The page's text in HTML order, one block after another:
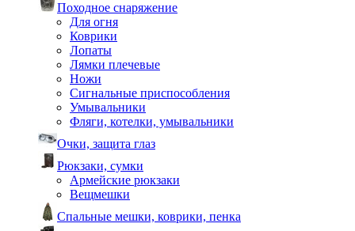
Походное снаряжение
Для огня
Коврики
Лопаты
Лямки плечевые
Ножи
Сигнальные приспособления
Умывальники
Фляги, котелки, умывальники
Очки, защита глаз
Рюкзаки, сумки
Армейские рюкзаки
Вещмешки
Спальные мешки, коврики, пенка